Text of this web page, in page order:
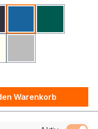
Warenkorb